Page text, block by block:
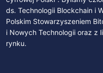
ds. Technologii Blockchain i
Polskim Stowarzyszeniem
i Nowych Technologii oraz z
rynku.